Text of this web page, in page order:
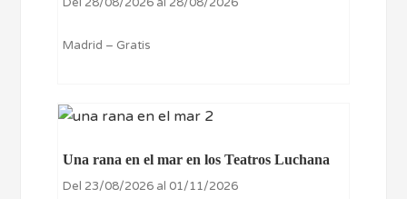
Madrid – Gratis
Una rana en el mar en los Teatros Luchana
Del 23/08/2026 al 01/11/2026